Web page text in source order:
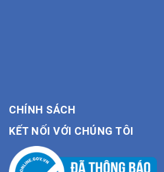
CHÍNH SÁCH
KẾT NỐI VỚI CHÚNG TÔI